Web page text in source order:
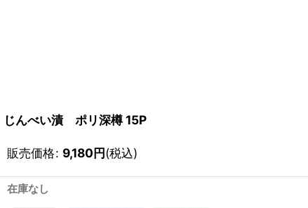
じんべい漬 ポリ深樽 15P
販売価格: 9,180円(税込)
在庫なし